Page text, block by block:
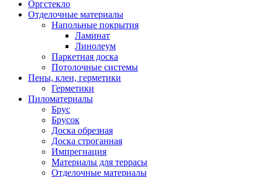
Оргстекло
Отделочные материалы
Напольные покрытия
Ламинат
Линолеум
Паркетная доска
Потолочные системы
Пены, клеи, герметики
Герметики
Пиломатериалы
Брус
Брусок
Доска обрезная
Доска строганная
Импрегнация
Материалы для террасы
Отделочные материалы